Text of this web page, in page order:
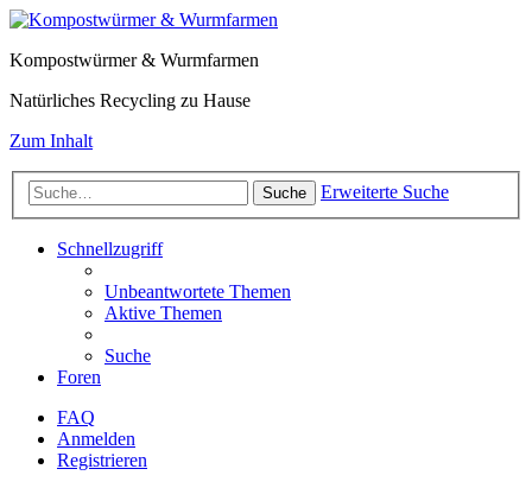
Kompostwürmer & Wurmfarmen
Natürliches Recycling zu Hause
Zum Inhalt
Suche Erweiterte Suche
Schnellzugriff
Unbeantwortete Themen
Aktive Themen
Suche
Foren
FAQ
Anmelden
Registrieren